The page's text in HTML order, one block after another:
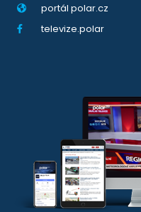
portál polar.cz
televize.polar